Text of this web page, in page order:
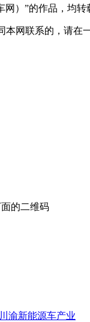
）”的作品，均
网联系的，请在
的二维码
渝新能源车产业